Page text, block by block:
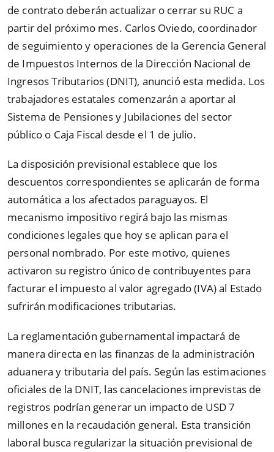
de contrato deberán actualizar o cerrar su RUC a
partir del próximo mes. Carlos Oviedo, coordinador
de seguimiento y operaciones de la Gerencia General
de Impuestos Internos de la Dirección Nacional de
Ingresos Tributarios (DNIT), anunció esta medida. Los
trabajadores estatales comenzarán a aportar al
Sistema de Pensiones y Jubilaciones del sector
público o Caja Fiscal desde el 1 de julio.
La disposición previsional establece que los
descuentos correspondientes se aplicarán de forma
automática a los afectados paraguayos. El
mecanismo impositivo regirá bajo las mismas
condiciones legales que hoy se aplican para el
personal nombrado. Por este motivo, quienes
activaron su registro único de contribuyentes para
facturar el impuesto al valor agregado (IVA) al Estado
sufrirán modificaciones tributarias.
La reglamentación gubernamental impactará de
manera directa en las finanzas de la administración
aduanera y tributaria del país. Según las estimaciones
oficiales de la DNIT, las cancelaciones imprevistas de
registros podrían generar un impacto de USD 7
millones en la recaudación general. Esta transición
laboral busca regularizar la situación previsional de